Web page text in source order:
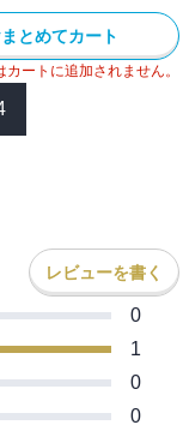
まとめてカート
ートに追加されません。
レビューを書く
0
1
0
0